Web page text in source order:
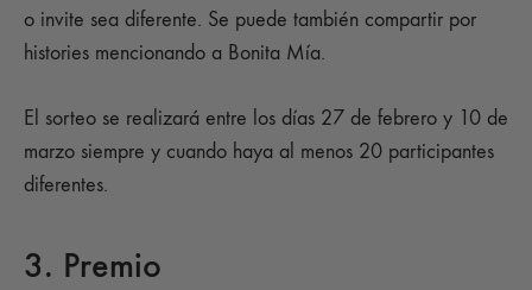
o invite sea diferente. Se puede también compartir por
histories mencionando a Bonita Mía.
El sorteo se realizará entre los días 27 de febrero y 10 de
marzo siempre y cuando haya al menos 20 participantes
diferentes.
3. Premio